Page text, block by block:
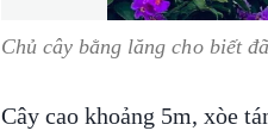
Chủ cây bằng lăng cho biết
Cây cao khoảng 5m, xòe